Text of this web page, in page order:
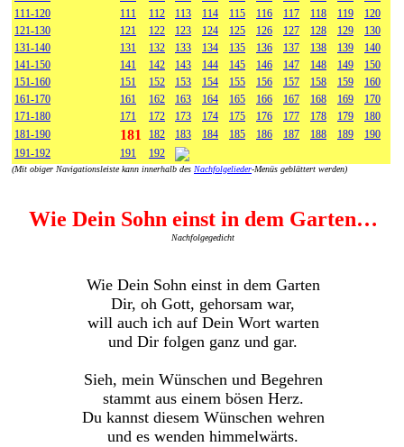
111-120
111 112 113 114 115 116 117 118 119
120
121-130
121 122 123 124 125 126 127 128 129
130
131-140
131 132 133 134 135 136 137 138 139
140
141-150
141 142 143 144 145 146 147 148 149
150
151-160
151 152 153 154 155 156 157 158 159
160
161-170
161 162 163 164 165 166 167 168 169
170
171-180
171 172 173 174 175 176 177 178 179
180
181-190
181 182 183 184 185 186 187 188 189
190
191-192
191 192
(Mit obiger Navigationsleiste kann innerhalb des Nachfolgelieder-Menüs geblättert werden)
Wie Dein Sohn einst in dem Garten…
Nachfolgegedicht
Wie Dein Sohn einst in dem Garten
Dir, oh Gott, gehorsam war,
will auch ich auf Dein Wort warten
und Dir folgen ganz und gar.
Sieh, mein Wünschen und Begehren
stammt aus einem bösen Herz.
Du kannst diesem Wünschen wehren
und es wenden himmelwärts.